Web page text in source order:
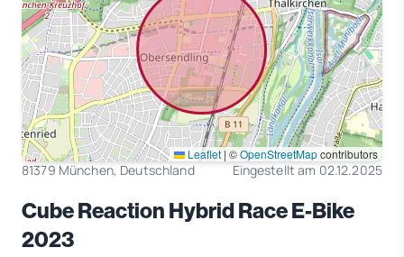
Leaflet| ©OpenStreetMapcontributors
81379 München, Deutschland Eingestellt am 02.12.2025
Cube Reaction Hybrid Race E-Bike
2023